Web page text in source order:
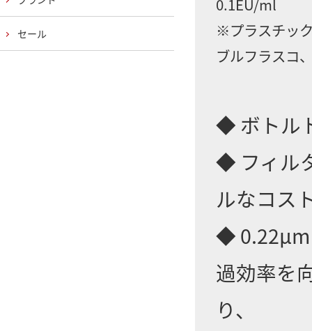
0.1EU/ml
※プラスチッ
ブルフラスコ
◆ ボトル
◆ フィル
ルなコス
◆ 0.22μm
過効率を
り、
セール